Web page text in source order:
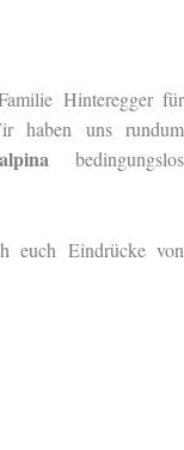
Hinteregger für
haben uns rundum
bedingungslos
euch Eindrücke von